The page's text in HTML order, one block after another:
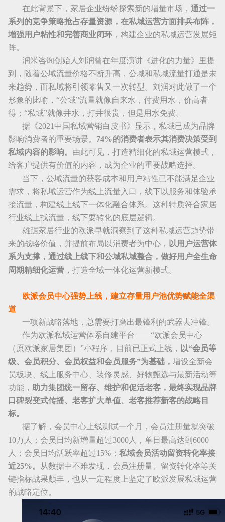
在此背景下，家居企业纷纷探索新的增量市场， 通过一
系列的竞争策略抢占存量资源，在私域运营方面排兵布阵，
增强用户粘性和完善商业闭环，构建企业的私域运营发展矩
阵。
润米咨询创始人刘润曾在年度演讲《进化的力量》里提
到，随着公域流量价格不断升高，公域和私域流量打通是未
来趋势，而私域将引领零售又一次转型。刘润对此做了一个
形象的比喻，“公域”流量就像自来水，付费用水，价高者
得； “私域”就像井水，打井很贵，但是用水免费。
据《2021 中国私域营销白皮书》显示，私域已成为品牌
影响消费者的重要场景。 74%的消费者表示其消费决策受到
私域内容的影响。 由此可见，打造精细化的私域运营模式，
给客户提供有价值的内容，成为企业的重要战略选择。
当下，公域流量的获客成本和用户粘性已不能满足企业
需求，将私域运营作为线上流量入口，线下以服务和体验承
接流量，构建线上线下一体化融合体系。这种特质符合家居
行业线上找流量，线下要转化的底层逻辑。
雄踞家居行业的欧派早就洞察到了这种私域运营趋势带
来的战略价值，并提前布局以消费者为中心， 以用户运营体
系为支撑，通过线上线下和公域私域整合，做好用户全生命
周期精细化运营，打造全域一体化运营新模式。
欧派会员中心强势上线，建立存量用户池优势赋能全渠
道
一项新战略落地，总需要打磨出最锋利的武器去冲锋。
作为欧派私域运营体系自建平台——“欧派会员中心
（原欧派家居集团）”小程序，目前已正式上线， 以“会员等
级、会员积分、会员权益和会员服务”为基础， 增设全新会
员板块、线上服务中心、装修灵感、好物甄选与最新活动等
功能， 助力集团统一留存、维护和促活老客，最终实现品牌
口碑裂变式传播、老客扩大单值、老客推荐新客的战略目
标。
据了解，会员中心上线测试一个月，会员注册量就突破
10万人；会员日均新增量超过3000人，单日最高达到 6000
人；会员日均活跃率超过15%； 私域会员活动留资转化率接
近25%。
从数据中不难发现，会员注册量、留资转化率等关
键指标战果颇丰，也从一定程度上坚定了欧派发展私域运营
的战略定位。